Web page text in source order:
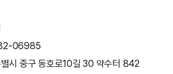
06985
시 중구 동호로10길 30 약수터 842